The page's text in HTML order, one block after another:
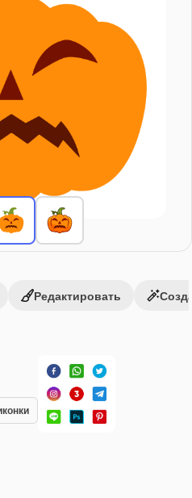
Редактировать